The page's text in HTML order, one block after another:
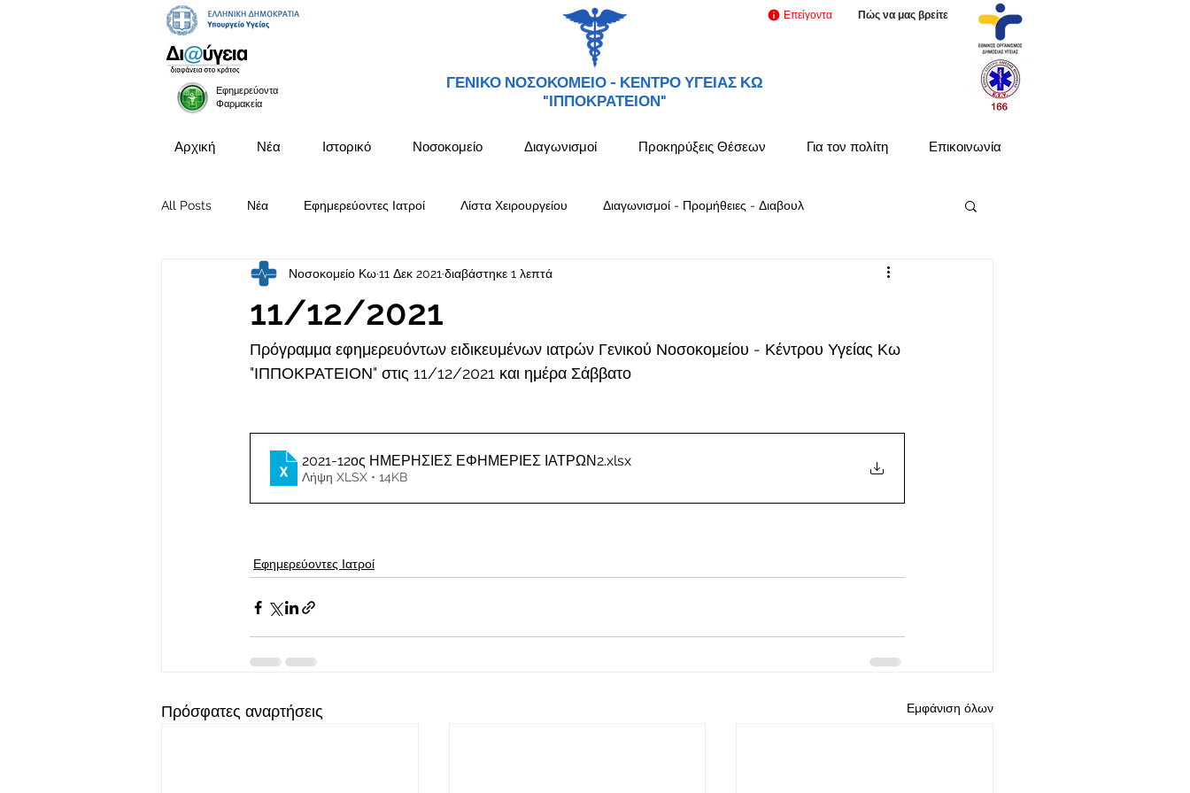
Εφημερεύοντα
Φαρμακεία
ΓΕΝΙΚΟ ΝΟΣΟΚΟΜΕΙΟ - ΚΕΝΤΡΟ ΥΓΕΙΑΣ ΚΩ
"ΙΠΠΟΚΡΑΤΕΙΟΝ"
Επείγοντα Πώς να μας βρείτε
Αρχική Νέα Ιστορικό Νοσοκομείο Διαγωνισμοί Προκηρύξεις Θέσεων Για τον πολίτη Επικοινωνία
All Posts Νέα Εφημερεύοντες Ιατροί Λίστα Χειρουργείου Διαγωνισμοί - Προμήθειες - Διαβουλ
Προκηρύξεις Θέσεων
11/12/2021
Νοσοκομείο Κω11 Δεκ 2021 διαβάστηκε 1 λεπτά
Πρόγραμμα εφημερευόντων ειδικευμένων ιατρών Γενικού Νοσοκομείου - Κέντρου Υγείας Κω
"ΙΠΠΟΚΡΑΤΕΙΟΝ" στις 11/12/2021 και ημέρα Σάββατο
2021-12ος ΗΜΕΡΗΣΙΕΣ ΕΦΗΜΕΡΙΕΣ ΙΑΤΡΩΝ2.xlsx
Λήψη XLSX • 14KB
Εφημερεύοντες Ιατροί
Πρόσφατες αναρτήσεις Εμφάνιση όλων